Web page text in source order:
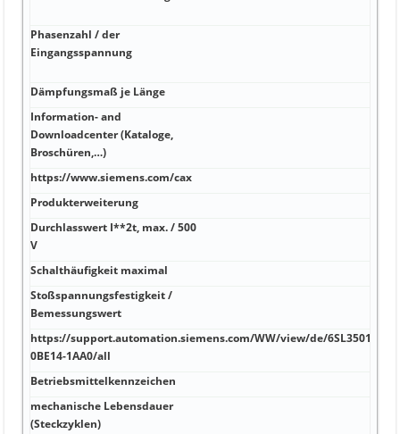
Phasenzahl / der
Eingangsspannung
Dämpfungsmaß je Länge
Information- and
Downloadcenter (Kataloge,
Broschüren,…)
https://www.siemens.com/cax
Produkterweiterung
Durchlasswert I**2t, max. / 500
V
Schalthäufigkeit maximal
Stoßspannungsfestigkeit /
Bemessungswert
https://support.automation.siemens.com/WW/view/de/6SL3501-
0BE14-1AA0/all
Betriebsmittelkennzeichen
mechanische Lebensdauer
(Steckzyklen)